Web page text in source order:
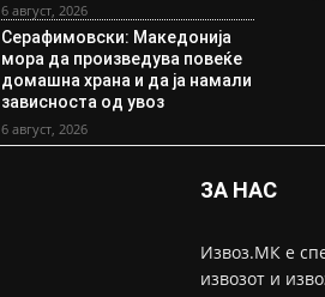
6 август, 2026
Серафимовски: Македонија
мора да произведува повеќе
домашна храна и да ја намали
зависноста од увоз
6 август, 2026
ЗА НАС
Извоз.МК е
извозот и